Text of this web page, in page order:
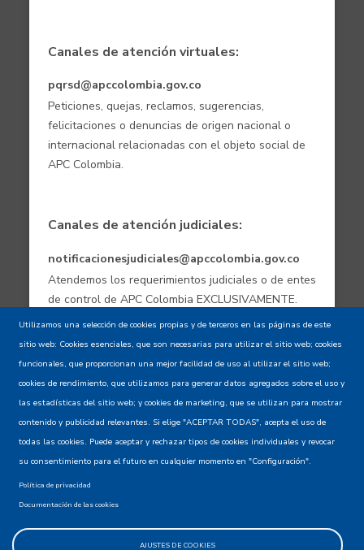
Canales de atención virtuales:
pqrsd@apccolombia.gov.co
Peticiones, quejas, reclamos, sugerencias,
felicitaciones o denuncias de origen nacional o
internacional relacionadas con el objeto social de
APC Colombia.
Canales de atención judiciales:
notificacionesjudiciales@apccolombia.gov.co
Atendemos los requerimientos judiciales o de entes
de control de APC Colombia EXCLUSIVAMENTE.
Aviso de confidencialidad - Política de
privacidad y Condiciones de uso
Mapa del Sitio XML
Utilizamos una selección de cookies propias y de terceros en las páginas de este
sitio web: Cookies esenciales, que son necesarias para utilizar el sitio web; cookies
funcionales, que proporcionan una mejor facilidad de uso al utilizar el sitio web;
cookies de rendimiento, que utilizamos para generar datos agregados sobre el uso y
las estadísticas del sitio web; y cookies de marketing, que se utilizan para mostrar
contenido y publicidad relevantes. Si elige "ACEPTAR TODAS", acepta el uso de
todas las cookies. Puede aceptar y rechazar tipos de cookies individuales y revocar
su consentimiento para el futuro en cualquier momento en "Configuración".
Política de privacidad
Documentación de las cookies
AJUSTES DE COOKIES